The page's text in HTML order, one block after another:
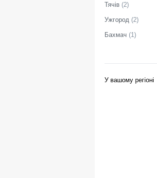
Тячів (2)
Ужгород (2)
Бахмач (1)
У вашому регіоні